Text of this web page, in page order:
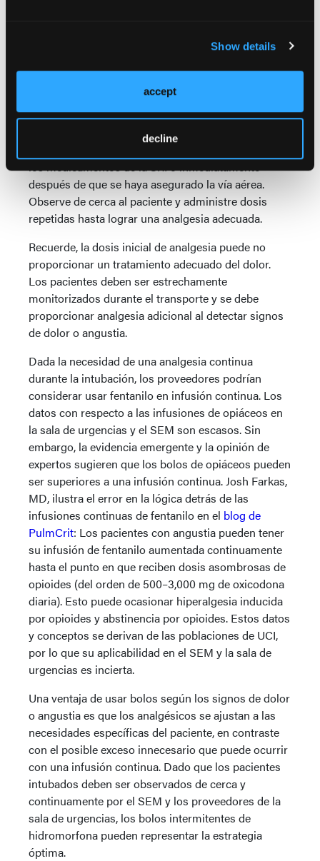
Show details
accept
decline
comodidad basados ​​en una escala validada como la
Escala de Agitación y Sedación de Richmond
(RASS), que clasifica varios niveles de agitación y
Cualquiera que sea el analgésico opioide elegido,
los medicamentos de la SRI o inmediatamente
después de que se haya asegurado la vía aérea.
Observe de cerca al paciente y administre dosis
repetidas hasta lograr una analgesia adecuada.
Recuerde, la dosis inicial de analgesia puede no
proporcionar un tratamiento adecuado del dolor.
Los pacientes deben ser estrechamente
monitorizados durante el transporte y se debe
proporcionar analgesia adicional al detectar signos
de dolor o angustia.
Dada la necesidad de una analgesia continua
durante la intubación, los proveedores podrían
considerar usar fentanilo en infusión continua. Los
datos con respecto a las infusiones de opiáceos en
la sala de urgencias y el SEM son escasos. Sin
embargo, la evidencia emergente y la opinión de
expertos sugieren que los bolos de opiáceos pueden
ser superiores a una infusión continua. Josh Farkas,
MD, ilustra el error en la lógica detrás de las
infusiones continuas de fentanilo en el blog de
PulmCrit: Los pacientes con angustia pueden tener
su infusión de fentanilo aumentada continuamente
hasta el punto en que reciben dosis asombrosas de
opioides (del orden de 500–3,000 mg de oxicodona
diaria). Esto puede ocasionar hiperalgesia inducida
por opioides y abstinencia por opioides. Estos datos
y conceptos se derivan de las poblaciones de UCI,
por lo que su aplicabilidad en el SEM y la sala de
urgencias es incierta.
Una ventaja de usar bolos según los signos de dolor
o angustia es que los analgésicos se ajustan a las
necesidades específicas del paciente, en contraste
con el posible exceso innecesario que puede ocurrir
con una infusión continua. Dado que los pacientes
intubados deben ser observados de cerca y
continuamente por el SEM y los proveedores de la
sala de urgencias, los bolos intermitentes de
hidromorfona pueden representar la estrategia
óptima.